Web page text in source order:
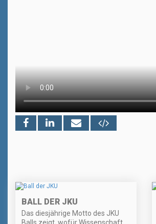
BALL DER JKU
Das diesjährige Motto des JKU